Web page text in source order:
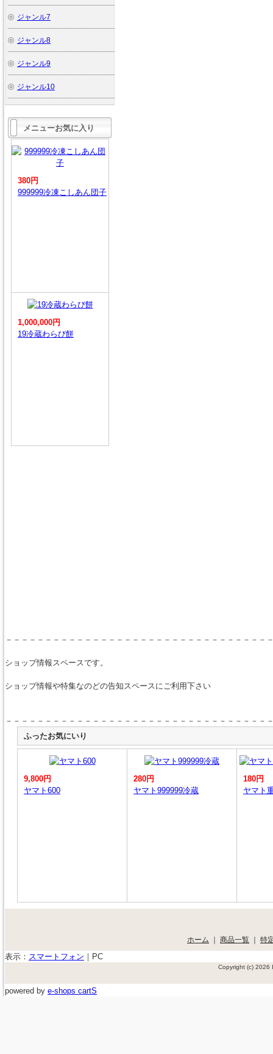
ジャンル7
ジャンル8
ジャンル9
ジャンル10
メニューお気に入り
380円
999999冷凍こしあん団子
1,000,000円
19冷蔵わらび餅
－－－－－－－－－－－－－－－－－－－－－－－－－－－－－－－－－
ショップ情報スペースです。
ショップ情報や特集なのどの告知スペースにご利用下さい
－－－－－－－－－－－－－－－－－－－－－－－－－－－－－－－－－
ふったお気にいり
9,800円
ヤマト600
280円
ヤマト999999冷蔵
180円
ヤマト
ホーム ｜ 商品一覧 ｜ 特
表示： スマートフォン ｜ PC
Copyright (c) 2026
powered by e-shops cartS